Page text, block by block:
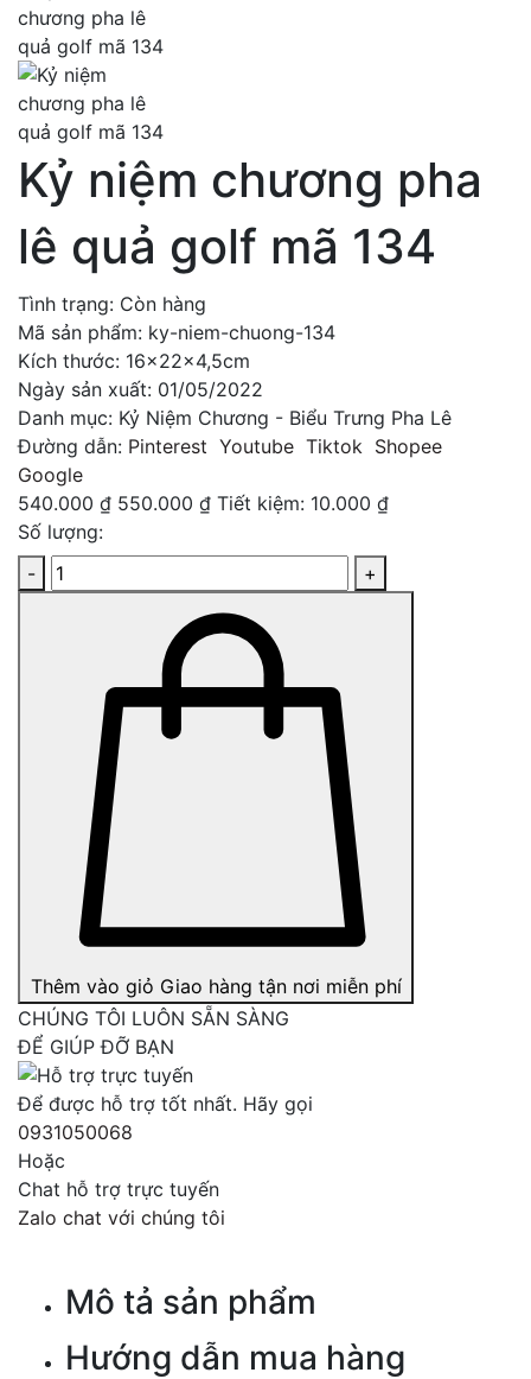
Kỷ niệm chương pha
lê quả golf mã 134
Tình trạng: Còn hàng
Mã sản phẩm: ky-niem-chuong-134
Kích thước: 16x22x4,5cm
Ngày sản xuất: 01/05/2022
Danh mục: Kỷ Niệm Chương - Biểu Trưng Pha Lê
Đường dẫn: Pinterest Youtube Tiktok Shopee
Google
540.000 ₫ 550.000 ₫ Tiết kiệm: 10.000 ₫
Số lượng:
-
+
Thêm vào giỏ Giao hàng tận nơi miễn phí
CHÚNG TÔI LUÔN SẴN SÀNG
ĐỂ GIÚP ĐỠ BẠN
Để được hỗ trợ tốt nhất. Hãy gọi
0931050068
Hoặc
Chat hỗ trợ trực tuyến
Zalo chat với chúng tôi
Mô tả sản phẩm
Hướng dẫn mua hàng